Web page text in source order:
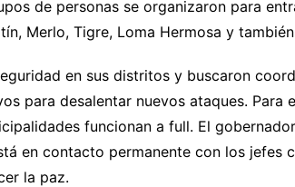
de personas se organizaron para
Merlo, Tigre, Loma Hermosa y
en sus distritos y buscaron
para desalentar nuevos ataques. Para
funcionan a full. El
en contacto permanente con los jefes
la paz.